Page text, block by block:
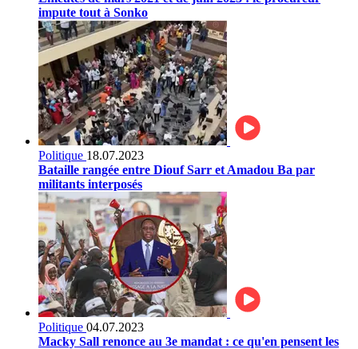
impute tout à Sonko
Politique 18.07.2023
Bataille rangée entre Diouf Sarr et Amadou Ba par
militants interposés
Politique 04.07.2023
Macky Sall renonce au 3e mandat : ce qu'en pensent les